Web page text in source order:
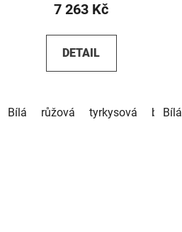
7 263 Kč
DETAIL
Bílá růžová tyrkysová béžová
Bílá